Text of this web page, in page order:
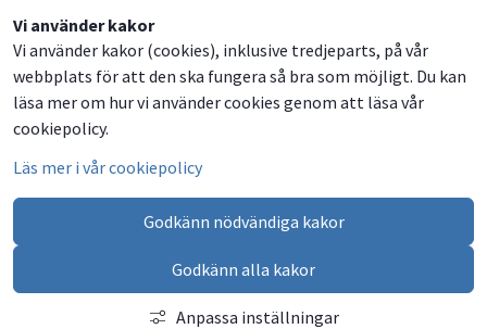
Vi använder kakor
Vi använder kakor (cookies), inklusive tredjeparts, på vår
webbplats för att den ska fungera så bra som möjligt. Du kan
läsa mer om hur vi använder cookies genom att läsa vår
cookiepolicy.
Läs mer i vår cookiepolicy
Godkänn nödvändiga kakor
Godkänn alla kakor
Anpassa inställningar
Dela
på
Facebook
Dela
på
Twitter
Dela
på
LinkedIn
Dela
via
email